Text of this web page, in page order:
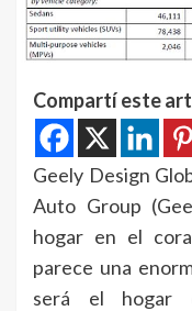
Compartí este
Geely Design
Auto Group
hogar en el
parece una
será el hogar